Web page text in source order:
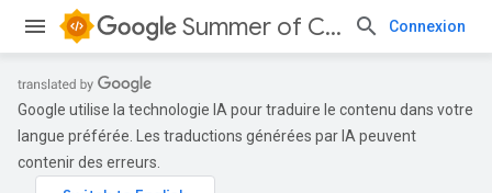
Summer of Code Connexion
Google utilise la technologie IA pour traduire le contenu dans votre
langue préférée. Les traductions générées par IA peuvent
contenir des erreurs.